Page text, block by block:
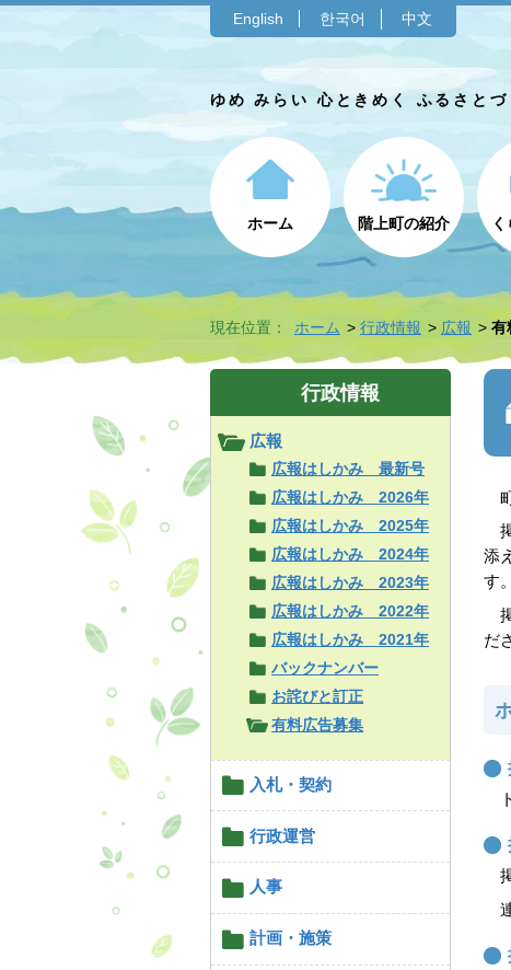
English 한국어 中文
ゆめ みらい 心ときめく ふるさとづ
ホーム 階上町の紹介
現在位置： ホーム 行政情報 広報 有
行政情報
広報
広報はしかみ 最新号
広報はしかみ 2026年
広報はしかみ 2025年
広報はしかみ 2024年
広報はしかみ 2023年
広報はしかみ 2022年
広報はしかみ 2021年
バックナンバー
お詫びと訂正
有料広告募集
入札・契約
行政運営
人事
計画・施策
添
す。
だ